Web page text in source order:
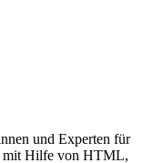
und Experten für
mit Hilfe von HTML,